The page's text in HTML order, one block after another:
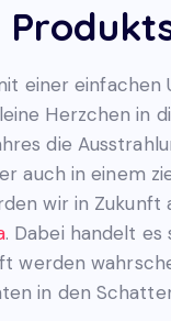
einer einfachen
Herzchen in
die
auch in einem
wir in Zukunft
. Dabei handelt
werden
in den